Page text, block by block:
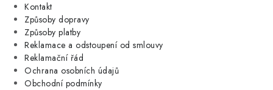
Kontakt
Způsoby dopravy
Způsoby platby
Reklamace a odstoupení od smlouvy
Reklamační řád
Ochrana osobních údajů
Obchodní podmínky
KUCHYNĚ
ORGANIZACE
DOMÁCNOST